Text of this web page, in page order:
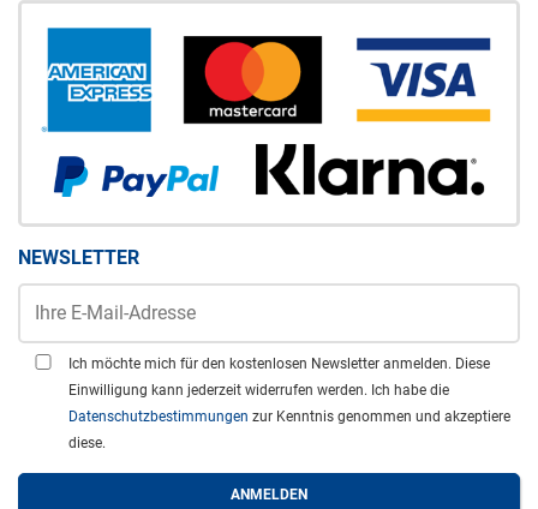
NEWSLETTER
Ich möchte mich für den kostenlosen Newsletter anmelden. Diese
Einwilligung kann jederzeit widerrufen werden. Ich habe die
Datenschutzbestimmungen zur Kenntnis genommen und akzeptiere
diese.